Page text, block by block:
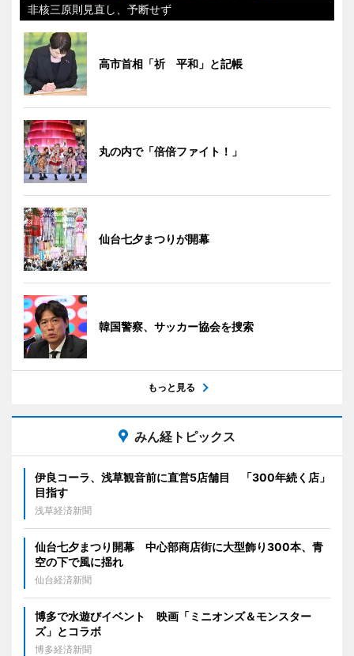
非核三原則見直し、予断せず
高市首相「祈 平和」と記帳
丸の内で「倍倍ファイト！」
仙台七夕まつりが開幕
韓国警察、サッカー協会を捜索
もっと見る
みん経トピックス
伊良コーラ、浅草観音前に直営5店舗目 「300年続く店」
目指す
浅草経済新聞
仙台七夕まつり開幕 中心部商店街に大型飾り300本、青
空の下で風に揺れ
仙台経済新聞
博多で水遊びイベント 映画「ミニオンズ＆モンスター
ズ」とコラボ
博多経済新聞